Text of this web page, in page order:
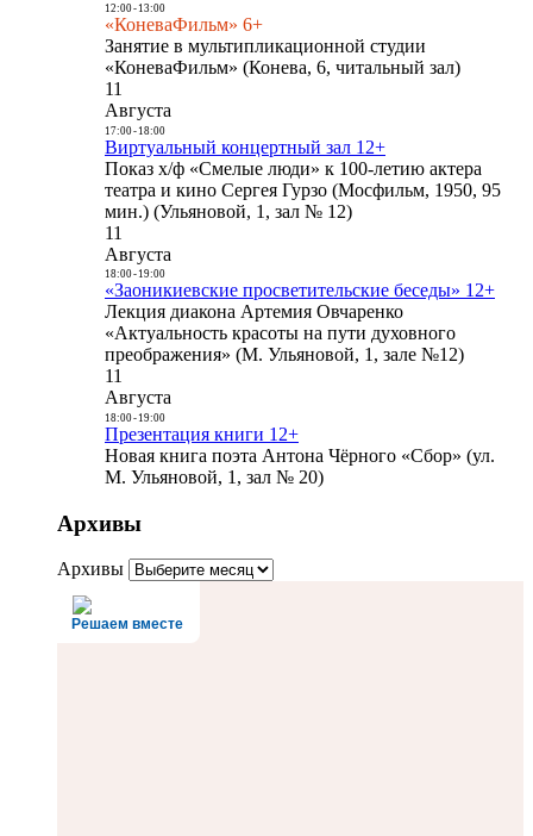
12:00- 13:00
«КоневаФильм» 6+
Занятие в мультипликационной студии
«КоневаФильм» (Конева, 6, читальный зал)
11
Августа
17:00- 18:00
Виртуальный концертный зал 12+
Показ х/ф «Смелые люди» к 100-летию актера
театра и кино Сергея Гурзо (Мосфильм, 1950, 95
мин.) (Ульяновой, 1, зал № 12)
11
Августа
18:00- 19:00
«Заоникиевские просветительские беседы» 12+
Лекция диакона Артемия Овчаренко
«Актуальность красоты на пути духовного
преображения» (М. Ульяновой, 1, зале №12)
11
Августа
18:00- 19:00
Презентация книги 12+
Новая книга поэта Антона Чёрного «Сбор» (ул.
М. Ульяновой, 1, зал № 20)
Архивы
Архивы
Решаем вместе